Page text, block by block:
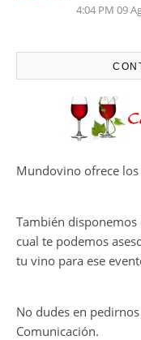
4:04 PM 09
Mundovino ofrece
También disponemos
cual te podemos
tu vino para ese
No dudes en
Comunicación.